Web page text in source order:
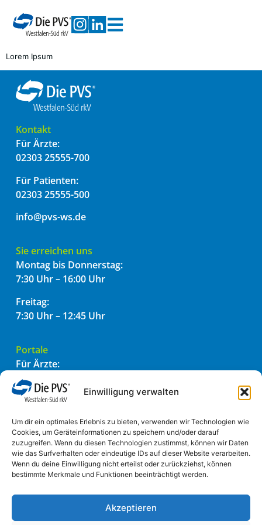
Einwilligung verwalten
Um dir ein optimales Erlebnis zu bieten, verwenden wir Technologien wie
Cookies, um Geräteinformationen zu speichern und/oder darauf
zuzugreifen. Wenn du diesen Technologien zustimmst, können wir Daten
wie das Surfverhalten oder eindeutige IDs auf dieser Website verarbeiten.
Wenn du deine Einwilligung nicht erteilst oder zurückziehst, können
bestimmte Merkmale und Funktionen beeinträchtigt werden.
Akzeptieren
Lorem Ipsum
Kontakt
Für Ärzte:
02303 25555-700
Für Patienten:
02303 25555-500
info@pvs-ws.de
Sie erreichen uns
Montag bis Donnerstag:
7:30 Uhr – 16:00 Uhr
Freitag:
7:30 Uhr – 12:45 Uhr
Portale
Für Ärzte:
PVSconnect
PADtransfer
Einfach einreichen
Informatives
Impressum
Transparenzerklärung
Transparenzerklärung für Ärzte